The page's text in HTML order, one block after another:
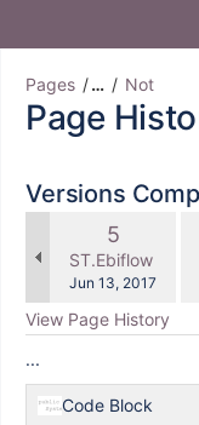
Pages … Not
Page
Versions
Old
Version
5
ST.Ebiflow
Saved
Jun 13, 2017
View Page History
...
Code Block